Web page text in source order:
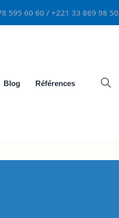
595 60 60 / +221 33 869 98 50
Blog Références